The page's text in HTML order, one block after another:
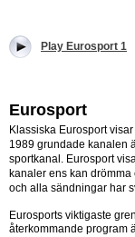
Play Eurosport 1
Eurosport
Klassiska Eurosport
1989 grundade kanalen
sportkanal. Eurosport
kanaler ens kan
och alla sändningar har
Eurosports viktigaste
återkommande program